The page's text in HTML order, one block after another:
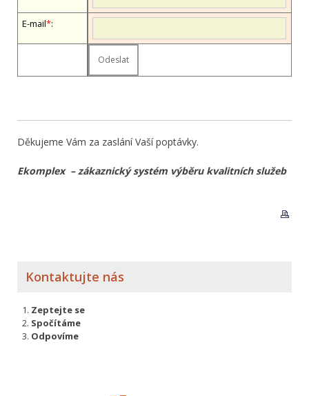
E-mail*:
Děkujeme Vám za zaslání Vaší poptávky.
Ekomplex – zákaznický systém výběru kvalitních služeb
Kontaktujte nás
Zeptejte se
Spočítáme
Odpovíme